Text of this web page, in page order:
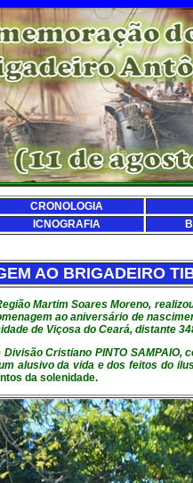
CRONOLOGIA
ICNOGRAFIA
AO BRIGADEIRO
Martim Soares Moreno,
ao aniversário de
de Viçosa do Ceará, distante
Cristiano PINTO
alusivo da vida e dos feitos do
da solenidade.